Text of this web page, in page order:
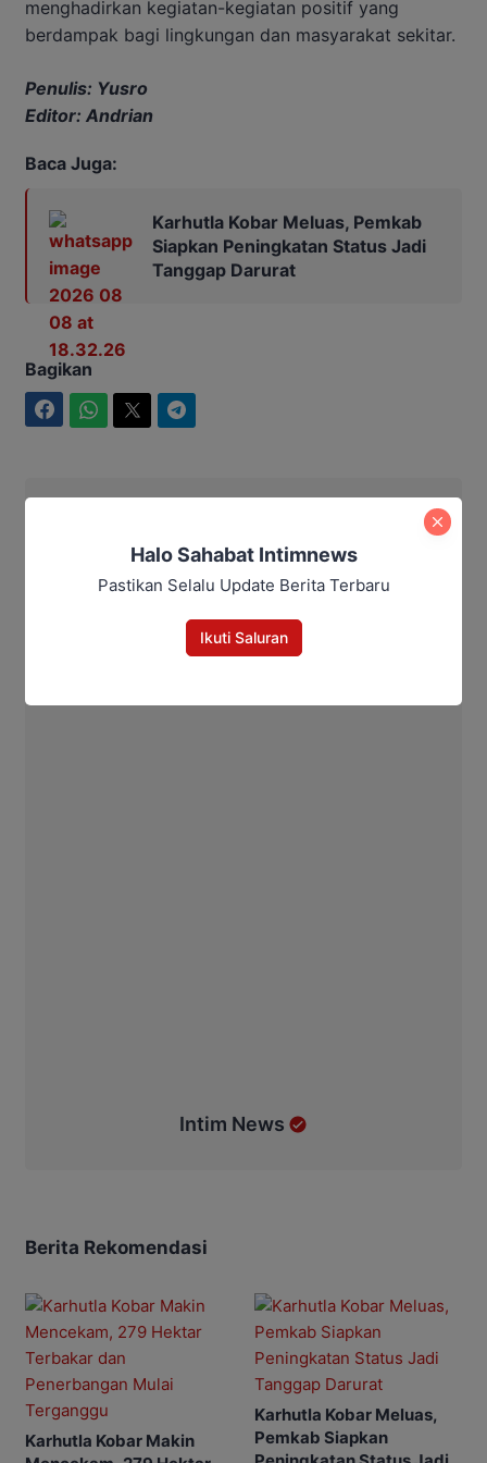
menghadirkan kegiatan-kegiatan positif yang
berdampak bagi lingkungan dan masyarakat sekitar.
Penulis: Yusro
Editor: Andrian
Baca Juga:
Karhutla Kobar Meluas, Pemkab
Siapkan Peningkatan Status Jadi
Tanggap Darurat
Bagikan
Intim News
Berita Rekomendasi
Karhutla Kobar Makin
Karhutla Kobar Meluas,
Pemkab Siapkan
Halo Sahabat Intimnews
Pastikan Selalu Update Berita Terbaru
Ikuti Saluran